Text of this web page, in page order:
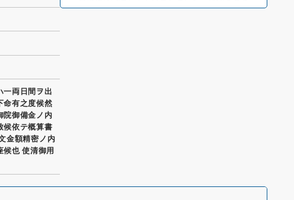
一両日間ヲ出
命有之度候然
院御備金ノ内
候依テ概算書
金額精密ノ内
候也 使清御用